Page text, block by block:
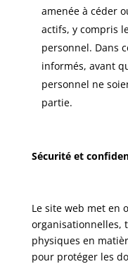
amenée à céder
actifs, y compris
personnel. Dans
informés, avant
personnel ne
partie.
Sécurité et
Le site web met en
organisationnelles,
physiques en
pour protéger les